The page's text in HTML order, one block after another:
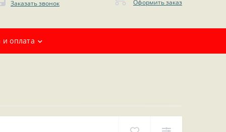
Заказать звонок Оформить заказ
и оплата